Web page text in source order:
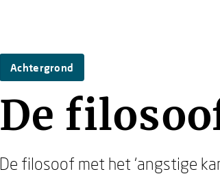
Achtergrond
De
De filosoof met het ‘angstige